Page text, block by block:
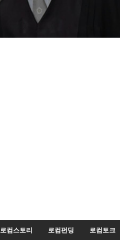
로컴스토리 로컴펀딩 로컴토크